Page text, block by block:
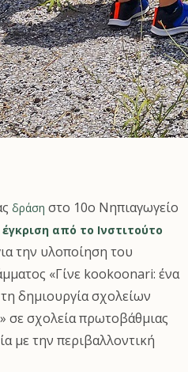
δράση στο 10ο Νηπιαγωγείο
έγκριση από το Ινστιτούτο
την υλοποίηση του
«Γίνε kookoonari: ένα
δημιουργία σχολείων
σε σχολεία πρωτοβάθμιας
με την περιβαλλοντική